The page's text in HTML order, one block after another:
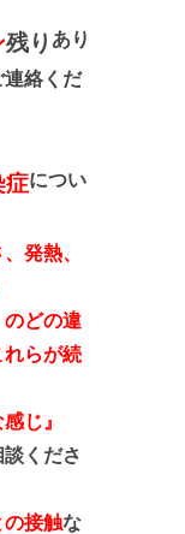
残り あり
絡くだ
症につい
発熱、
どの違
れらが続
じ』
くださ
の接触な